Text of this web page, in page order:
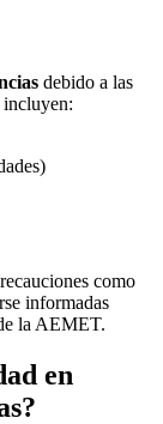
debido a las
incluyen:
como
informadas
la AEMET.
en